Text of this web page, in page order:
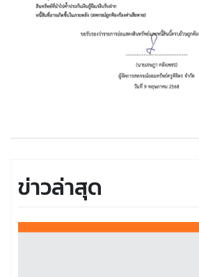
ข่าวล่าสุด